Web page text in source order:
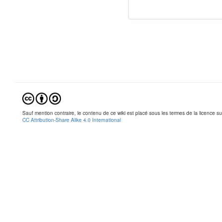
Sauf mention contraire, le contenu de ce wiki est placé sous les termes de la licence
CC Attribution-Share Alike 4.0 International